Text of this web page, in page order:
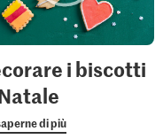
con vaniglia
519
1.50
i biscotti
di più